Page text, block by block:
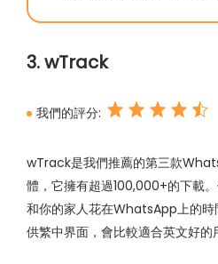
3. wTrack
我們的評分:
wTrack是我們推薦的第三款
體，它擁有超過100,000+的下載
和你的家人花在WhatsApp上的時
供繁中界面，會比較適合英文好的